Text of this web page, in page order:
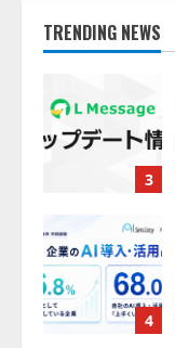
TRENDING NEWS
2
3
4